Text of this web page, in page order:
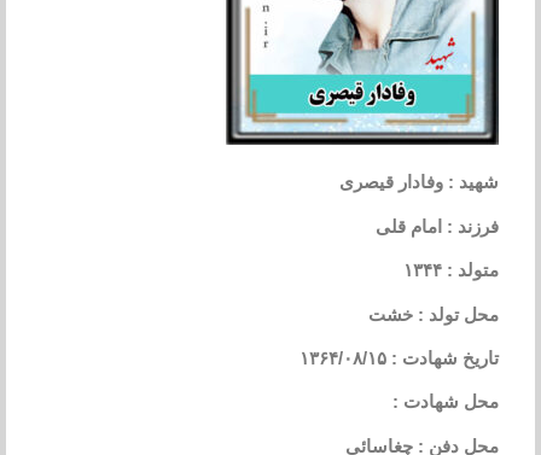
شهید : وفادار قیصری
فرزند : امام قلی
متولد : ۱۳۴۴
محل تولد : خشت
تاریخ شهادت : ۱۳۶۴/۰۸/۱۵
محل شهادت :
محل دفن : چغاسائی